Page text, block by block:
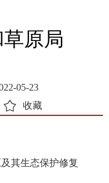
原局
05-23
收藏
其生态保护修复